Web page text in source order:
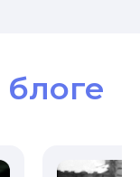
блоге